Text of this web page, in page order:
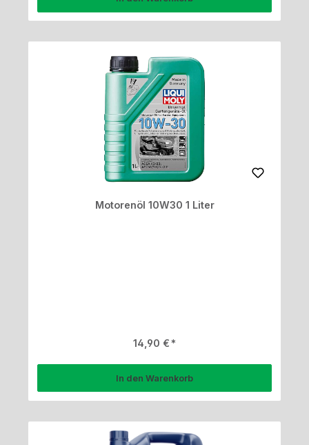
Motorenöl 10W30 1 Liter
Regulärer Preis:
14,90 €
In den Warenkorb